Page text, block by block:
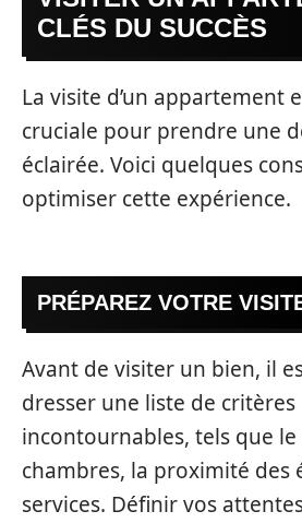
CLÉS DU SUCCÈS
La visite d’un appartement
cruciale pour prendre une
éclairée. Voici quelques
optimiser cette expérience.
PRÉPAREZ VOTRE
Avant de visiter un bien, il
dresser une liste de critères
incontournables, tels que
chambres, la proximité des
services. Définir vos